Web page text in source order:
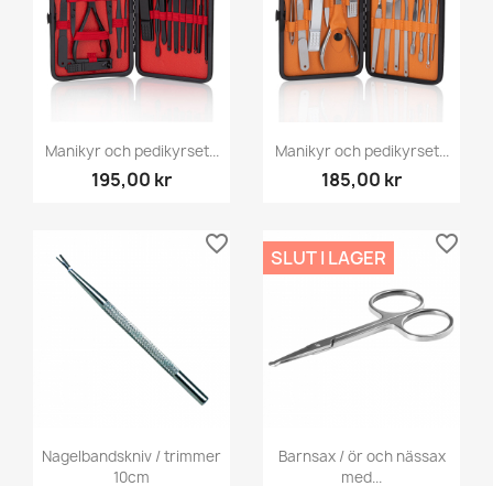
Manikyr och pedikyrset...
195,00 kr
Manikyr och pedikyrset...
185,00 kr
Nagelbandskniv / trimmer
10cm
favorite_border
Barnsax / ör och nässax
med...
SLUT I LAGER
favorite_border